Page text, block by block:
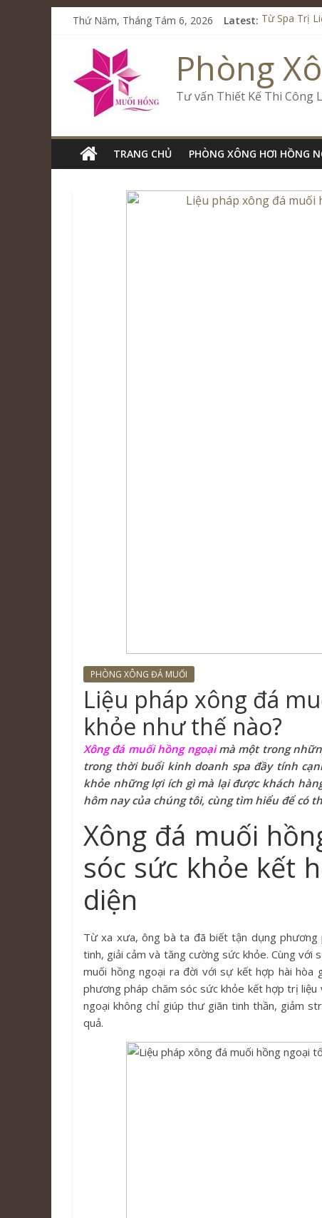
Thứ Năm, Tháng Tám 6, 2026 Latest: Từ Spa Trị
Cham
Spa Jjim Jil
Tăng Doanh
Phòng
Tư vấn Thiết Kế Thi Công
TRANG CHỦ PHÒNG XÔNG HƠI HỒNG
PHÒNG XÔNG ĐÁ MUỐI
Liệu pháp xông đá
khỏe như thế nào?
Xông đá muối hồng ngoạimà một trong
trong thời buổi kinh doanh spa đầy tính
khỏe những lợi ích gì mà lại được khách
hôm nay của chúng tôi, cùng tìm hiểu để có
Xông đá muối
sóc sức khỏe kết
diện
Từ xa xưa, ông bà ta đã biết tận dụng phương
tinh, giải cảm và tăng cường sức khỏe. Cùng
muối hồng ngoại ra đời với sự kết hợp hài hòa
phương pháp chăm sóc sức khỏe kết hợp trị
ngoại không chỉ giúp thư giãn tinh thần, giảm
quả.